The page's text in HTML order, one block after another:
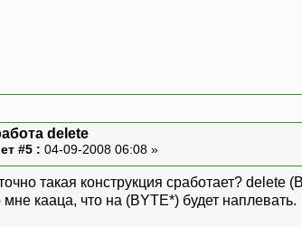
delete
#5 : 04-09-2008 06:08 »
такая конструкция сработает? delete
мне кааца, что на (BYTE*) будет наплевать.